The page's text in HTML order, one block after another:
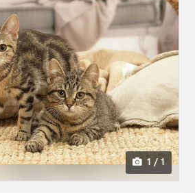
1 / 1